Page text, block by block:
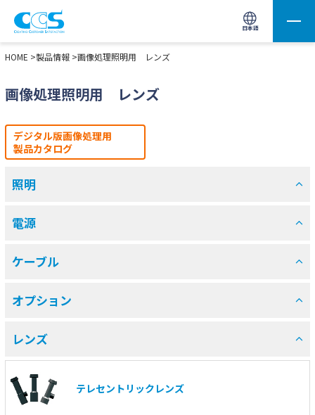
日本語
画像処理用の製品検索 サイト内検索(Enterで実行)
HOME >製品情報 >画像処理照明用 レンズ
画像処理照明用 レンズ
デジタル版画像処理用
製品カタログ
照明
電源
ケーブル
オプション
レンズ
テレセントリックレンズ